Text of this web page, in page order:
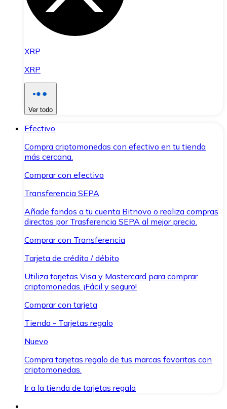
XRP
XRP
Ver todo
Efectivo
Compra criptomonedas con efectivo en tu tienda
más cercana.
Comprar con efectivo
Transferencia SEPA
Añade fondos a tu cuenta Bitnovo o realiza compras
directas por Trasferencia SEPA al mejor precio.
Comprar con Transferencia
Tarjeta de crédito / débito
Utiliza tarjetas Visa y Mastercard para comprar
criptomonedas. ¡Fácil y seguro!
Comprar con tarjeta
Tienda - Tarjetas regalo
Nuevo
Compra tarjetas regalo de tus marcas favoritas con
criptomonedas.
Ir a la tienda de tarjetas regalo